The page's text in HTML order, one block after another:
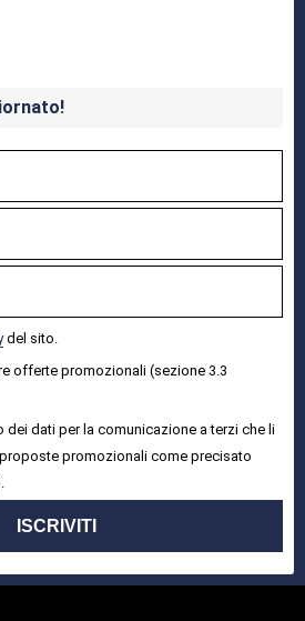
del sito.
offerte promozionali (sezione 3.3
dei dati per la comunicazione a terzi che li
promozionali come precisato
ISCRIVITI